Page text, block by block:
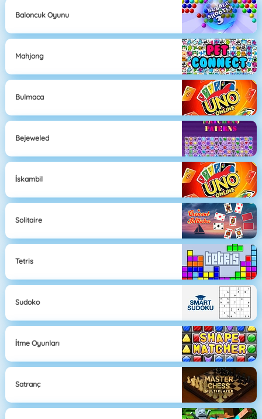
Baloncuk Oyunu
Mahjong
Bulmaca
Bejeweled
İskambil
Solitaire
Tetris
Sudoko
İtme Oyunları
Satranç